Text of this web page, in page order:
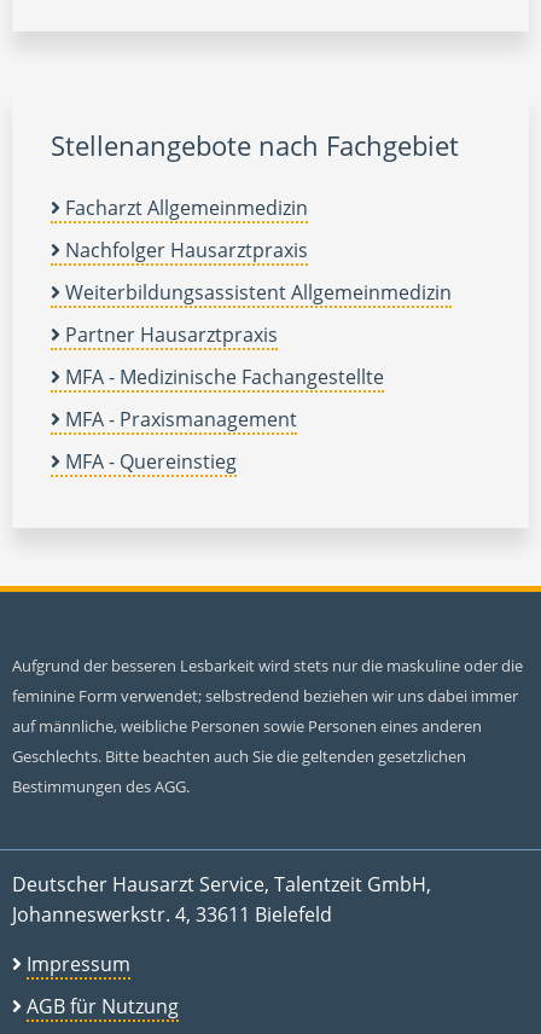
Stellenangebote nach Fachgebiet
Facharzt Allgemeinmedizin
Nachfolger Hausarztpraxis
Weiterbildungsassistent Allgemeinmedizin
Partner Hausarztpraxis
MFA - Medizinische Fachangestellte
MFA - Praxismanagement
MFA - Quereinstieg
Aufgrund der besseren Lesbarkeit wird stets nur die maskuline oder die
feminine Form verwendet; selbstredend beziehen wir uns dabei immer
auf männliche, weibliche Personen sowie Personen eines anderen
Geschlechts. Bitte beachten auch Sie die geltenden gesetzlichen
Bestimmungen des AGG.
Deutscher Hausarzt Service, Talentzeit GmbH,
Johanneswerkstr. 4, 33611 Bielefeld
Impressum
AGB für Nutzung